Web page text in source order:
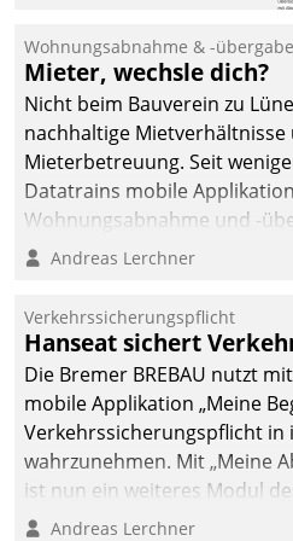
Ressort Kapitalanlage für
künftige Aufgaben und
Herausforderungen
gerüstet.
Wohnungsabnahme & -übergabe
Mieter, wechsle dich?
Nicht beim Bauverein zu
nachhaltige
Mieterbetreuung. Seit
Datatrains mobile
Wohnungsabnahme und -
Mieter wohlgeordnet
Andreas Lerchner
Verkehrssicherungspflicht
Hanseat sichert
Die Bremer BREBAU nutzt
mobile Applikation „Meine
Verkehrssicherungspflicht in
wahrzunehmen. Mit „Meine
ist nun ein weiteres Modul
Einsatz.
Andreas Lerchner